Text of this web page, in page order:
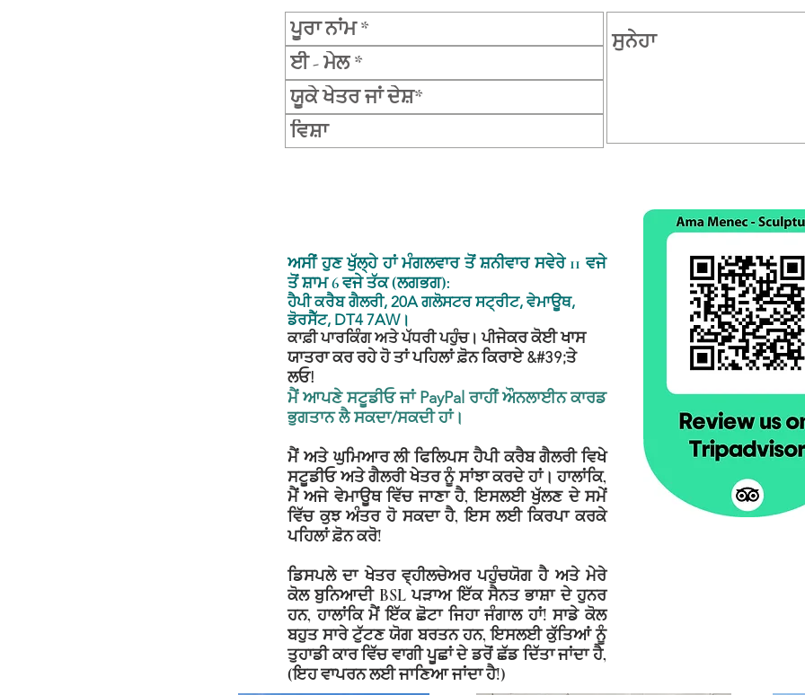
ਅਸੀਂ ਹੁਣ ਖੁੱਲ੍ਹੇ ਹਾਂਮੰਗਲਵਾਰ ਤੋਂ ਸ਼ਨੀਵਾਰ ਸਵੇਰੇ 11 ਵਜੇ
ਤੋਂ ਸ਼ਾਮ 6 ਵਜੇ ਤੱਕ (ਲਗਭਗ):
ਹੈਪੀ ਕਰੈਬ ਗੈਲਰੀ, 20A ਗਲੋਸਟਰ ਸਟ੍ਰੀਟ, ਵੇਮਾਊਥ,
ਡੋਰਸੈੱਟ, DT4 7AW।
ਕਾਫ਼ੀ ਪਾਰਕਿੰਗ ਅਤੇ ਪੱਧਰੀ ਪਹੁੰਚ। ਪੀਜੇਕਰ ਕੋਈ ਖਾਸ
ਯਾਤਰਾ ਕਰ ਰਹੇ ਹੋ ਤਾਂ ਪਹਿਲਾਂ ਫ਼ੋਨ ਕਿਰਾਏ &#39;ਤੇ
ਲਓ!
ਮੈਂ ਆਪਣੇ ਸਟੂਡੀਓ ਜਾਂ PayPal ਰਾਹੀਂ ਔਨਲਾਈਨ ਕਾਰਡ
ਭੁਗਤਾਨ ਲੈ ਸਕਦਾ/ਸਕਦੀ ਹਾਂ।
ਮੈਂ ਅਤੇ ਘੁਮਿਆਰ ਲੀ ਫਿਲਿਪਸ ਹੈਪੀ ਕਰੈਬ ਗੈਲਰੀ ਵਿਖੇ
ਸਟੂਡੀਓ ਅਤੇ ਗੈਲਰੀ ਖੇਤਰ ਨੂੰ ਸਾਂਝਾ ਕਰਦੇ ਹਾਂ। ਹਾਲਾਂਕਿ,
ਮੈਂ ਅਜੇ ਵੇਮਾਊਥ ਵਿੱਚ ਜਾਣਾ ਹੈ, ਇਸਲਈ ਖੁੱਲਣ ਦੇ ਸਮੇਂ
ਵਿੱਚ ਕੁਝ ਅੰਤਰ ਹੋ ਸਕਦਾ ਹੈ, ਇਸ ਲਈ ਕਿਰਪਾ ਕਰਕੇ
ਪਹਿਲਾਂ ਫ਼ੋਨ ਕਰੋ!
ਡਿਸਪਲੇ ਦਾ ਖੇਤਰ ਵ੍ਹੀਲਚੇਅਰ ਪਹੁੰਚਯੋਗ ਹੈ ਅਤੇ ਮੇਰੇ
ਕੋਲ ਬੁਨਿਆਦੀ BSL ਪੜਾਅ ਇੱਕ ਸੈਨਤ ਭਾਸ਼ਾ ਦੇ ਹੁਨਰ
ਹਨ, ਹਾਲਾਂਕਿ ਮੈਂ ਇੱਕ ਛੋਟਾ ਜਿਹਾ ਜੰਗਾਲ ਹਾਂ! ਸਾਡੇ ਕੋਲ
ਬਹੁਤ ਸਾਰੇ ਟੁੱਟਣ ਯੋਗ ਬਰਤਨ ਹਨ, ਇਸਲਈ ਕੁੱਤਿਆਂ ਨੂੰ
ਤੁਹਾਡੀ ਕਾਰ ਵਿੱਚ ਵਾਗੀ ਪੂਛਾਂ ਦੇ ਡਰੋਂ ਛੱਡ ਦਿੱਤਾ ਜਾਂਦਾ ਹੈ,
(ਇਹ ਵਾਪਰਨ ਲਈ ਜਾਣਿਆ ਜਾਂਦਾ ਹੈ!)